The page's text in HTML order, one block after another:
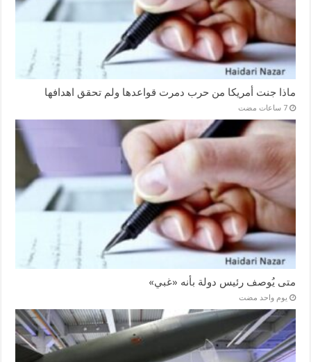
ماذا جنت أمريكا من حرب دمرت قواعدها ولم تحقق اهدافها
‏7 ساعات مضت
متى يُوصف رئيس دولة بأنه «غبي»
‏يوم واحد مضت